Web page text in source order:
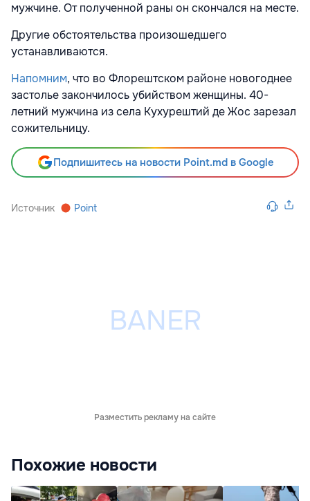
мужчине. От полученной раны он скончался на месте.
Другие обстоятельства произошедшего
устанавливаются.
Напомним, что во Флорештском районе новогоднее
застолье закончилось убийством женщины. 40-
летний мужчина из села Кухурештий де Жос зарезал
сожительницу.
Подпишитесь на новости Point.md в Google
Источник Point
Разместить рекламу на сайте
Похожие новости